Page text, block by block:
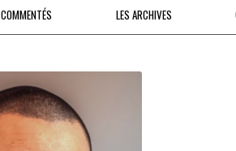
LES ARCHIVES